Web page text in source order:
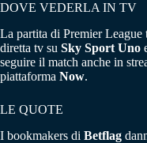
DOVE VEDERLA IN TV
La partita di Premier League
diretta tv su Sky Sport Uno
seguire il match anche in
piattaforma Now.
LE QUOTE
I bookmakers di Betflag